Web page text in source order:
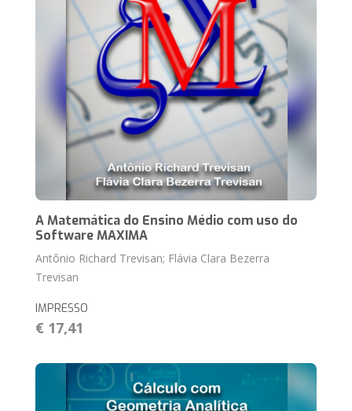
A Matemática do Ensino Médio com uso do
Software MAXIMA
Antônio Richard Trevisan; Flávia Clara Bezerra
Trevisan
IMPRESSO
€ 17,41